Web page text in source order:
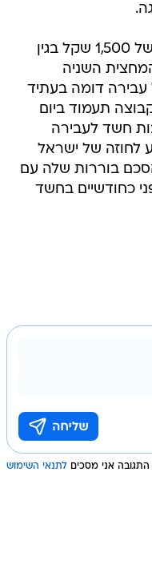
הקבוצה נקנסה אתמול בסכום של 1,500 שקל בגין
השניה
דומה בעתיד
שקל. הקבוצה תעמוד ביום
חשד לעבירה
לחוזה של ישראל
בוררות שלה עם
כחודשיים בחשד
אני מסכים לתנאי השימוש